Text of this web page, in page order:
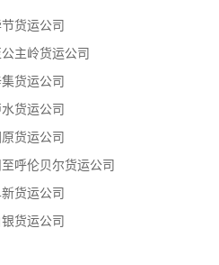
货运公司
主岭货运公司
货运公司
货运公司
货运公司
呼伦贝尔货运公司
货运公司
货运公司